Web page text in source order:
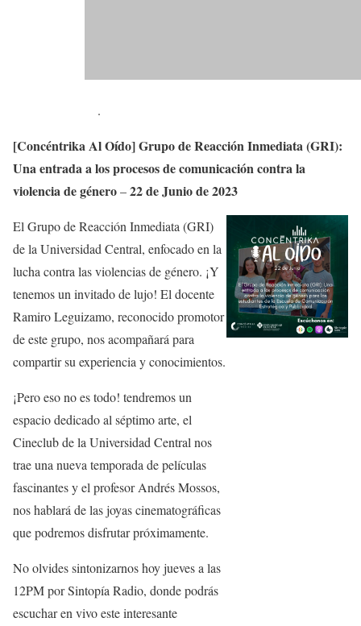
.
[Concéntrika Al Oído] Grupo de Reacción Inmediata (GRI):
Una entrada a los procesos de comunicación contra la
violencia de género–22 de Junio de 2023
El Grupo de Reacción Inmediata (GRI)
de la Universidad Central, enfocado en la
lucha contra las violencias de género. ¡Y
tenemos un invitado de lujo! El docente
Ramiro Leguizamo, reconocido promotor
de este grupo, nos acompañará para
compartir su experiencia y conocimientos.
¡Pero eso no es todo! tendremos un
espacio dedicado al séptimo arte, el
Cineclub de la Universidad Central nos
trae una nueva temporada de películas
fascinantes y el profesor Andrés Mossos,
nos hablará de las joyas cinematográficas
que podremos disfrutar próximamente.
No olvides sintonizarnos hoy jueves a las
12PM por Sintopía Radio, donde podrás
escuchar en vivo este interesante